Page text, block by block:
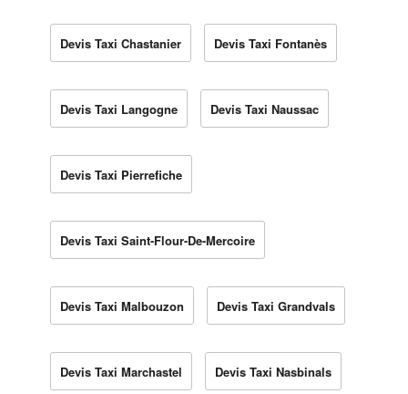
Devis Taxi Chastanier Devis Taxi Fontanès
Devis Taxi Langogne Devis Taxi Naussac
Devis Taxi Pierrefiche
Devis Taxi Saint-Flour-De-Mercoire
Devis Taxi Malbouzon Devis Taxi Grandvals
Devis Taxi Marchastel Devis Taxi Nasbinals